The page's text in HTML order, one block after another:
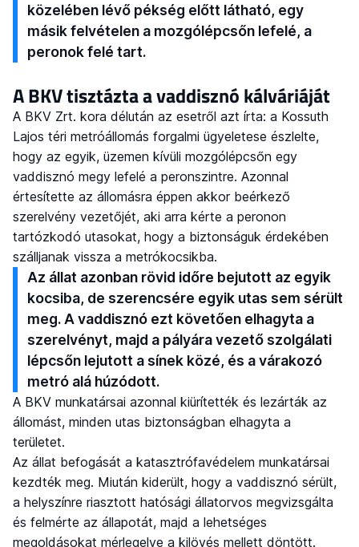
közelében lévő pékség előtt látható, egy
másik felvételen a mozgólépcsőn lefelé, a
peronok felé tart.
A BKV tisztázta a vaddisznó kálváriáját
A BKV Zrt. kora délután az esetről azt írta: a Kossuth
Lajos téri metróállomás forgalmi ügyeletese észlelte,
hogy az egyik, üzemen kívüli mozgólépcsőn egy
vaddisznó megy lefelé a peronszintre. Azonnal
értesítette az állomásra éppen akkor beérkező
szerelvény vezetőjét, aki arra kérte a peronon
tartózkodó utasokat, hogy a biztonságuk érdekében
szálljanak vissza a metrókocsikba.
Az állat azonban rövid időre bejutott az egyik
kocsiba, de szerencsére egyik utas sem sérült
meg. A vaddisznó ezt követően elhagyta a
szerelvényt, majd a pályára vezető szolgálati
lépcsőn lejutott a sínek közé, és a várakozó
metró alá húzódott.
A BKV munkatársai azonnal kiürítették és lezárták az
állomást, minden utas biztonságban elhagyta a
területet.
Az állat befogását a katasztrófavédelem munkatársai
kezdték meg. Miután kiderült, hogy a vaddisznó sérült,
a helyszínre riasztott hatósági állatorvos megvizsgálta
és felmérte az állapotát, majd a lehetséges
megoldásokat mérlegelve a kilövés mellett döntött.